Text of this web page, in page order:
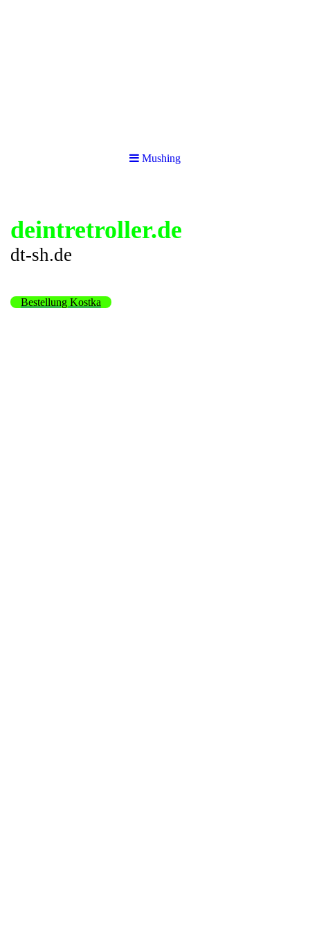
Mushing
deintretroller.de
dt-sh.de
Bestellung Kostka